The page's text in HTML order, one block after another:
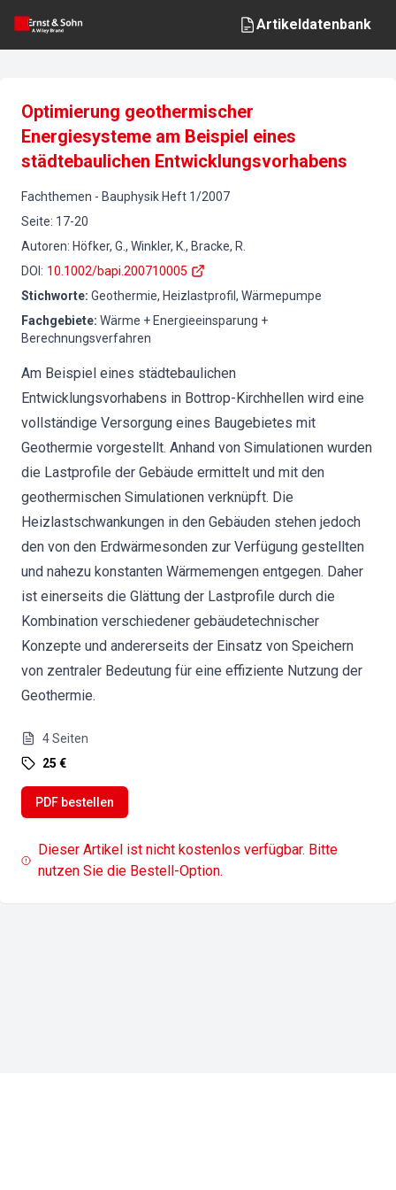
Artikeldatenbank
Optimierung geothermischer
Energiesysteme am Beispiel eines
städtebaulichen Entwicklungsvorhabens
Fachthemen - Bauphysik Heft 1/2007
Seite: 17-20
Autoren: Höfker, G., Winkler, K., Bracke, R.
DOI : 10.1002/bapi.200710005
Stichworte: Geothermie, Heizlastprofil, Wärmepumpe
Fachgebiete: Wärme + Energieeinsparung +
Berechnungsverfahren
Am Beispiel eines städtebaulichen
Entwicklungsvorhabens in Bottrop-Kirchhellen wird eine
vollständige Versorgung eines Baugebietes mit
Geothermie vorgestellt. Anhand von Simulationen wurden
die Lastprofile der Gebäude ermittelt und mit den
geothermischen Simulationen verknüpft. Die
Heizlastschwankungen in den Gebäuden stehen jedoch
den von den Erdwärmesonden zur Verfügung gestellten
und nahezu konstanten Wärmemengen entgegen. Daher
ist einerseits die Glättung der Lastprofile durch die
Kombination verschiedener gebäudetechnischer
Konzepte und andererseits der Einsatz von Speichern
von zentraler Bedeutung für eine effiziente Nutzung der
Geothermie.
4Seiten
25 €
PDF bestellen
Dieser Artikel ist nicht kostenlos verfügbar. Bitte
nutzen Sie die Bestell-Option.